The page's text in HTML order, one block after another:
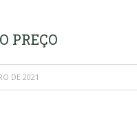
PREÇO
DE 2021